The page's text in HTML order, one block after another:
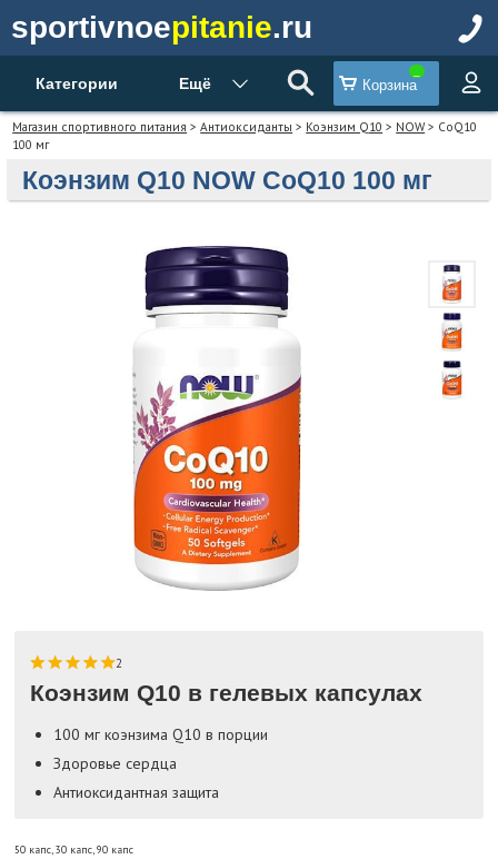
sportivnoepitanie.ru
Категории Ещё Корзина
Магазин спортивного питания >Антиоксиданты > Коэнзим Q10 > NOW> CoQ10
100 мг
Коэнзим Q10 NOW CoQ10 100 мг
2
Коэнзим Q10 в гелевых капсулах
100 мг коэнзима Q10 в порции
Здоровье сердца
Антиоксидантная защита
50 капс,30 капс,90 капс